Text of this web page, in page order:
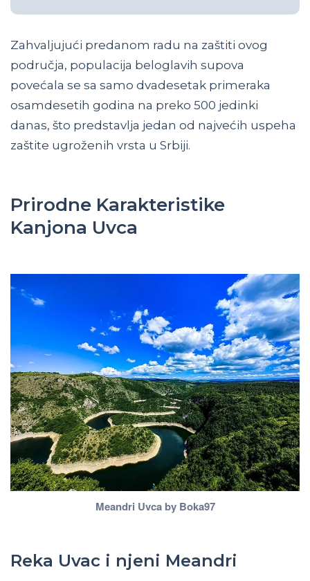
Zahvaljujući predanom radu na zaštiti ovog
područja, populacija beloglavih supova
povećala se sa samo dvadesetak primeraka
osamdesetih godina na preko 500 jedinki
danas, što predstavlja jedan od najvećih uspeha
zaštite ugroženih vrsta u Srbiji.
Prirodne Karakteristike
Kanjona Uvca
Meandri Uvca by Boka97
Reka Uvac i njeni Meandri